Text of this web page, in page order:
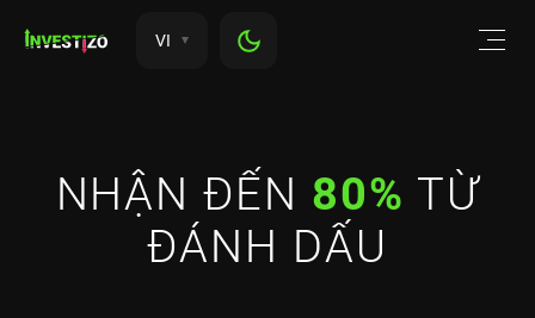
VI
NHẬN ĐẾN 80% TỪ
ĐÁNH DẤU